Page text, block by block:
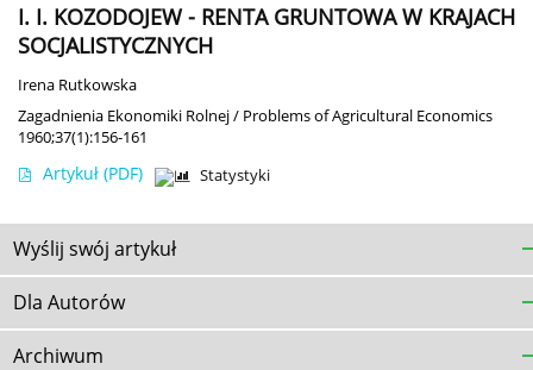
I. I. KOZODOJEW - RENTA GRUNTOWA W KRAJACH
SOCJALISTYCZNYCH
Irena Rutkowska
Zagadnienia Ekonomiki Rolnej / Problems of Agricultural Economics
1960;37(1):156-161
Artykuł (PDF) Statystyki
Wyślij swój artykuł
Dla Autorów
Archiwum